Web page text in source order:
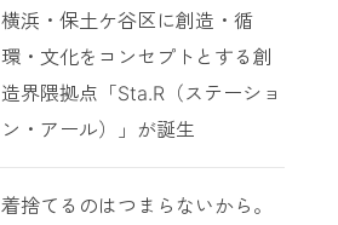
横浜・保土ケ谷区に創造・循
環・文化をコンセプトとする創
造界隈拠点「Sta.R（ステーショ
ン・アール）」が誕生
着捨てるのはつまらないから。